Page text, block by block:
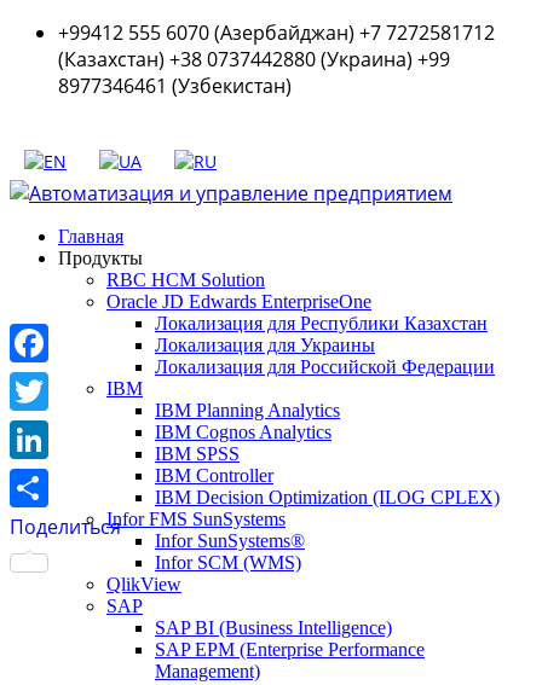
+99412 555 6070 (Азербайджан) +7 7272581712
(Казахстан) +38 0737442880 (Украина) +99
8977346461 (Узбекистан)
Главная
Продукты
RBC HCM Solution
Oracle JD Edwards EnterpriseOne
Локализация для Республики Казахстан
Локализация для Украины
Локализация для Российской Федерации
IBM
IBM Planning Analytics
IBM Cognos Analytics
IBM SPSS
IBM Controller
IBM Decision Optimization (ILOG CPLEX)
Infor FMS SunSystems
Infor SunSystems®
Infor SCM (WMS)
QlikView
SAP
SAP BI (Business Intelligence)
SAP EPM (Enterprise Performance
Management)
Facebook
Twitter
LinkedIn
Поделиться